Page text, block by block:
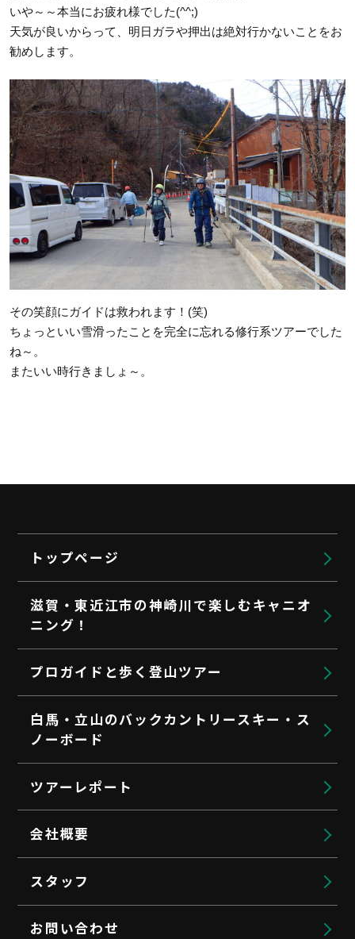
いや～～本当にお疲れ様でした(^^;)
天気が良いからって、明日ガラや押出は絶対行かないことをお
勧めします。
その笑顔にガイドは救われます！(笑)
ちょっといい雪滑ったことを完全に忘れる修行系ツアーでした
ね～。
またいい時行きましょ～。
トップページ
滋賀・東近江市の神崎川で楽しむキャニオ
ニング！
プロガイドと歩く登山ツアー
白馬・立山のバックカントリースキー・ス
ノーボード
ツアーレポート
会社概要
スタッフ
お問い合わせ